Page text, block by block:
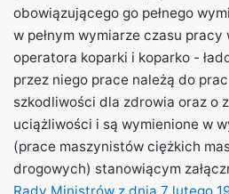
obowiązującego go pełnego
w pełnym wymiarze czasu pracy
operatora koparki i koparko -
przez niego prace należą do
szkodliwości dla zdrowia oraz o
uciążliwości i są wymienione w
(prace maszynistów ciężkich
drogowych) stanowiącym
Rady Ministrów z dnia 7 lutego